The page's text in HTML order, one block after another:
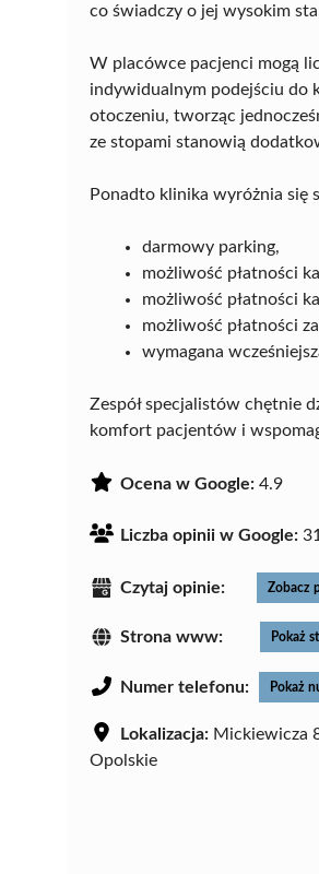
co świadczy o jej wysokim
W placówce pacjenci mogą
indywidualnym podejściu do
otoczeniu, tworząc
ze stopami stanowią
Ponadto klinika wyróżnia się
darmowy parking,
możliwość płatności
możliwość płatności
możliwość płatności
wymagana
Zespół specjalistów chętnie
komfort pacjentów i
Ocena w Google: 4.9
Liczba opinii w Google:
Czytaj opinie: Zobacz
Strona www: Pokaż
Numer telefonu: Pokaż
Lokalizacja: Mickiewicza
Opolskie